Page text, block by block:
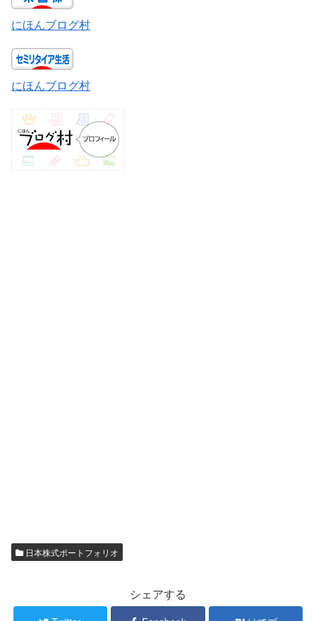
にほんブログ村
にほんブログ村
日本株式ポートフォリオ
シェアする